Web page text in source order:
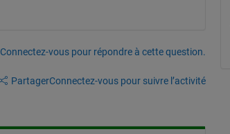
Connectez-vous pour répondre à cette question.
PartagerConnectez-vous pour suivre l’activité